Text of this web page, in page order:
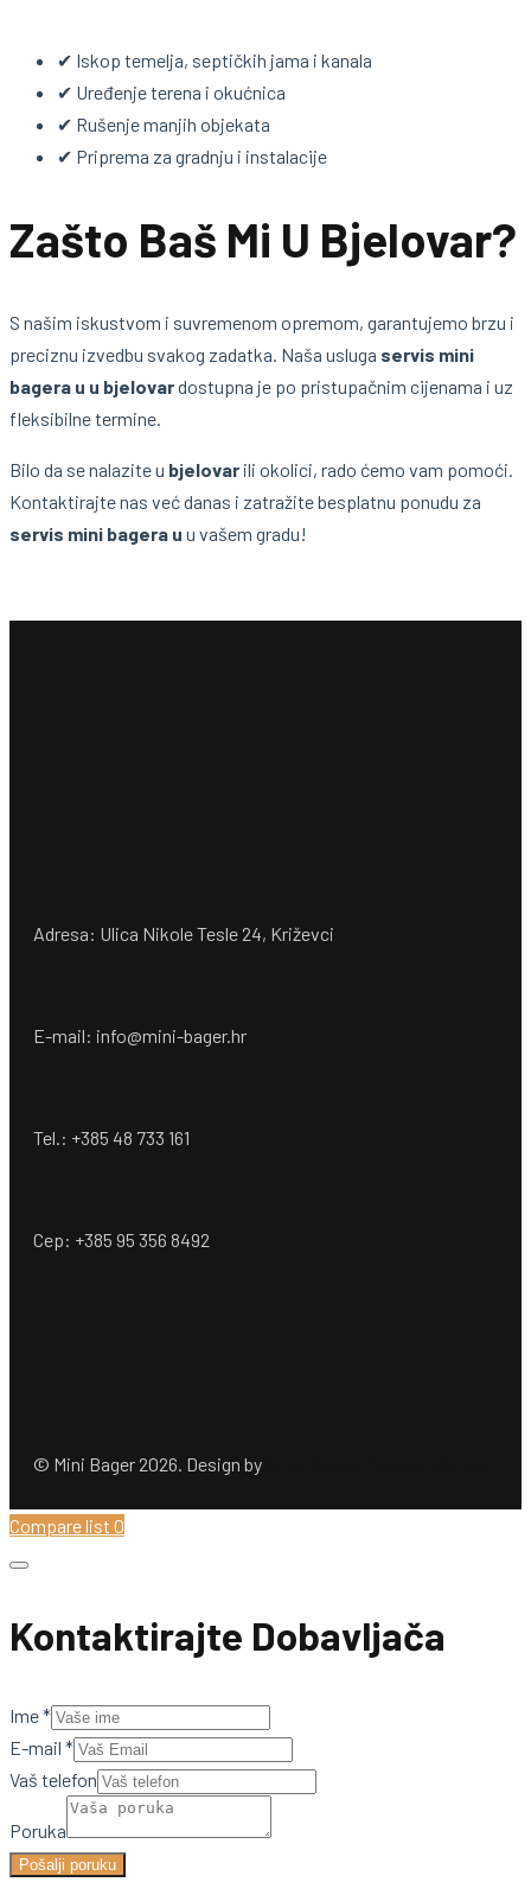
✔ Iskop temelja, septičkih jama i kanala
✔ Uređenje terena i okućnica
✔ Rušenje manjih objekata
✔ Priprema za gradnju i instalacije
Zašto Baš Mi U Bjelovar?
S našim iskustvom i suvremenom opremom, garantujemo brzu i
preciznu izvedbu svakog zadatka. Naša usluga servis mini
bagera u u bjelovardostupna je po pristupačnim cijenama i uz
fleksibilne termine.
Bilo da se nalazite u bjelovar ili okolici, rado ćemo vam pomoći.
Kontaktirajte nas već danas i zatražite besplatnu ponudu za
servis mini bagera u u vašem gradu!
Adresa: Ulica Nikole Tesle 24, Križevci
E-mail: info@mini-bager.hr
Tel.: +385 48 733 161
Cep: +385 95 356 8492
© Mini Bager 2026. Design by
Compare list 0
Kontaktirajte Dobavljača
Ime*
E-mail *
Vaš telefon
Poruka
Pošalji poruku